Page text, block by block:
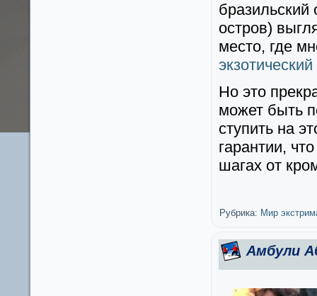
бразильский
остров)
место, где
экзотический
Но это
может быть
ступить на
гарантии,
шагах от
Рубрика: Мир
Амбули